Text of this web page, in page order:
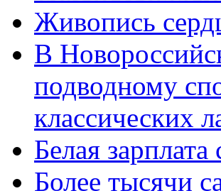
Живопись
В
подводному
классических
Белая
Более тысячи